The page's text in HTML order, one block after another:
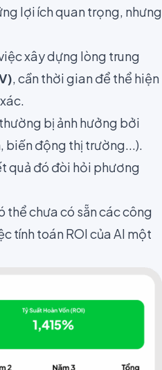
lợi ích quan trọng, nhưng
xây dựng lòng trung
, cần thời gian để thể hiện
bị ảnh hưởng bởi
biến động thị trường...).
quả đó đòi hỏi phương
thể chưa có sẵn các công
tính toán ROI của AI một